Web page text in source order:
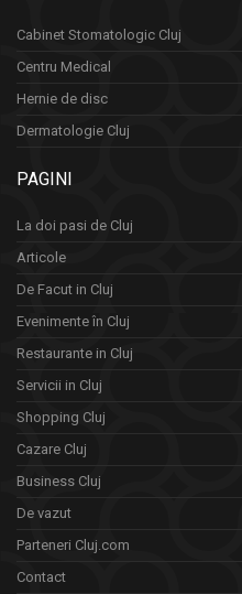
Cabinet Stomatologic Cluj
Centru Medical
Hernie de disc
Dermatologie Cluj
PAGINI
La doi pasi de Cluj
Articole
De Facut in Cluj
Evenimente în Cluj
Restaurante in Cluj
Servicii in Cluj
Shopping Cluj
Cazare Cluj
Business Cluj
De vazut
Parteneri Cluj.com
Contact